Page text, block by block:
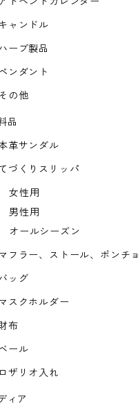
ャンドル
ーブ製品
ンダント
その他
品
革サンダル
てづくりスリッパ
女性用
男性用
オールシーズン
フラー、ストール、ポンチョ
ッグ
スクホルダー
布
ール
ロザリオ入れ
ィア